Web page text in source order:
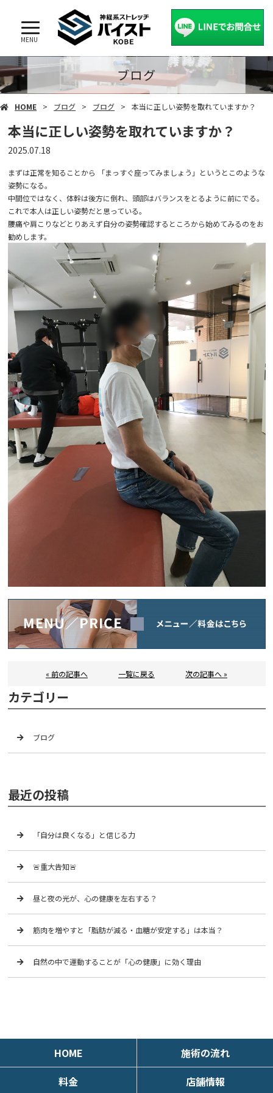
MENU
ブログ
HOME ブログ ブログ 本当に正しい姿勢を取れていますか？
本当に正しい姿勢を取れていますか？
2025.07.18
まずは正常を知ることから 「まっすぐ座ってみましょう」というとこのような
姿勢になる。
中間位ではなく、体幹は後方に倒れ、頭部はバランスをとるように前にでる。
これで本人は正しい姿勢だと思っている。
腰痛や肩こりなどとりあえず自分の姿勢確認するところから始めてみるのをお
勧めします。
« 前の記事へ 一覧に戻る 次の記事へ »
カテゴリー
ブログ
最近の投稿
「自分は良くなる」と信じる力
🚨重大告知🚨
昼と夜の光が、心の健康を左右する？
筋肉を増やすと「脂肪が減る・血糖が安定する」は本当？
自然の中で運動することが「心の健康」に効く理由
HOME
施術の流れ
料金
店舗情報